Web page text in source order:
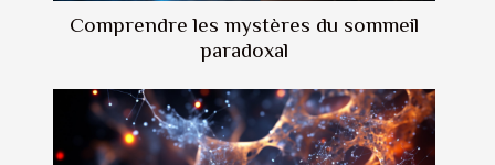
Comprendre les mystères du sommeil
paradoxal